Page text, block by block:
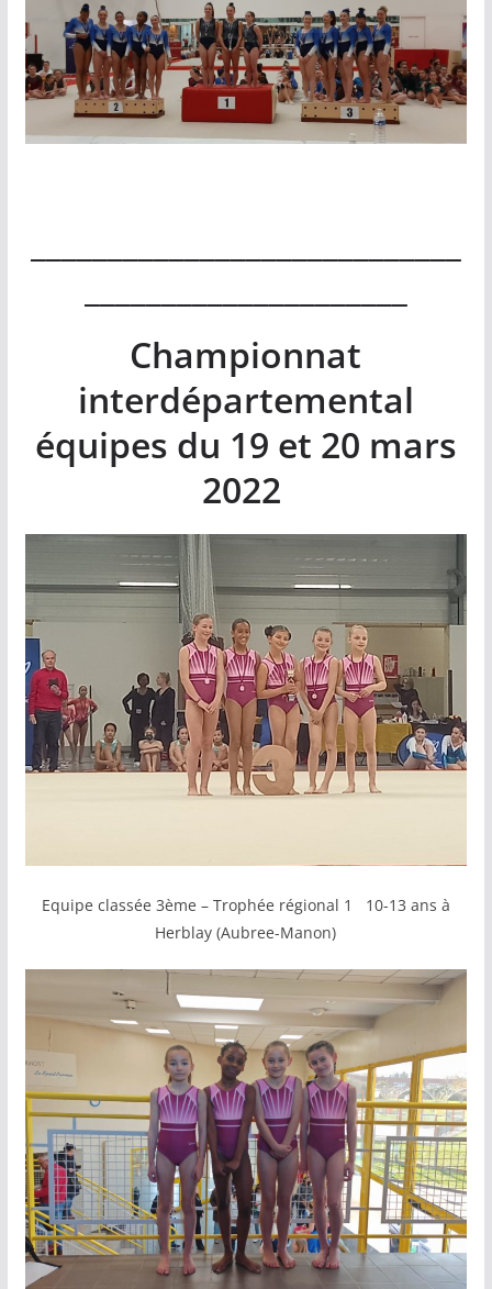
Championnat
interdépartemental
équipes du 19 et 20 mars
2022
Equipe classée 3ème – Trophée régional 1 10-13 ans à
Herblay (Aubree-Manon)